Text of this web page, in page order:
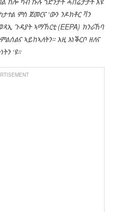
ምስ ጀመርና ‘ውን ንዶክቶር ቫን
ጉዳያት ኣማኸርቲ (EEPA) ክንራኸባ
ኣይከኣለትን። እዚ እነቕርቦ ዘለና
‘ዩ።